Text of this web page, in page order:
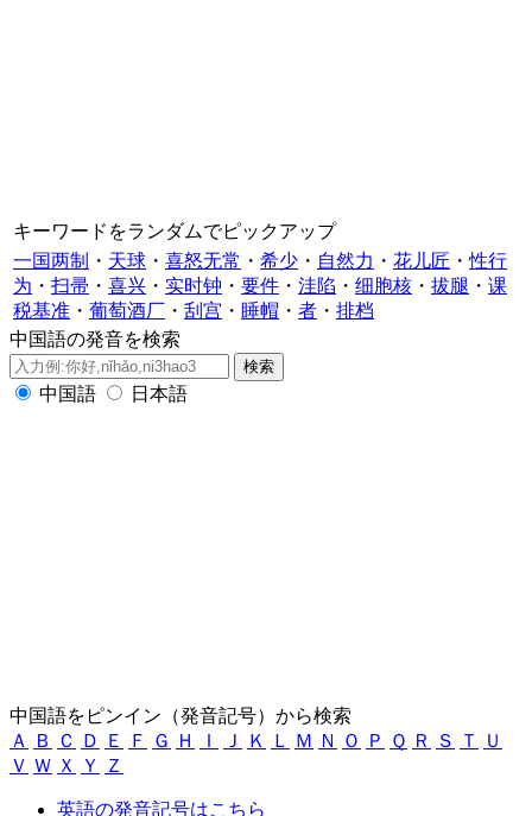
キーワードをランダムでピックアップ
一国两制
・ 天球 ・ 喜怒无常 ・ 希少 ・ 自然力 ・ 花儿匠 ・性行
为 ・ 扫帚 ・ 喜兴 ・ 实时钟 ・ 要件 ・ 洼陷 ・ 细胞核 ・ 拔腿 ・ 课
税基准 ・ 葡萄酒厂 ・ 刮宫 ・ 睡帽 ・ 者 ・ 排档
中国語の発音を検索
中国語 日本語
中国語をピンイン（発音記号）から検索
Ａ
Ｂ Ｃ Ｄ Ｅ Ｆ Ｇ Ｈ Ｉ Ｊ Ｋ Ｌ Ｍ Ｎ Ｏ Ｐ Ｑ Ｒ Ｓ Ｔ
Ｕ
Ｖ Ｗ Ｘ Ｙ Ｚ
英語の発音記号はこちら